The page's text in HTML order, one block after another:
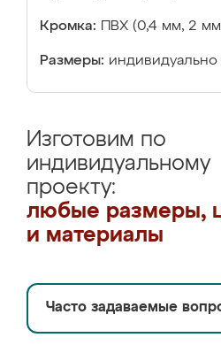
Кромка: ПВХ (0,4 мм, 2
Размеры: индивидуально
Изготовим по
индивидуальному
проекту:
любые размеры,
и материалы
Часто задаваемые